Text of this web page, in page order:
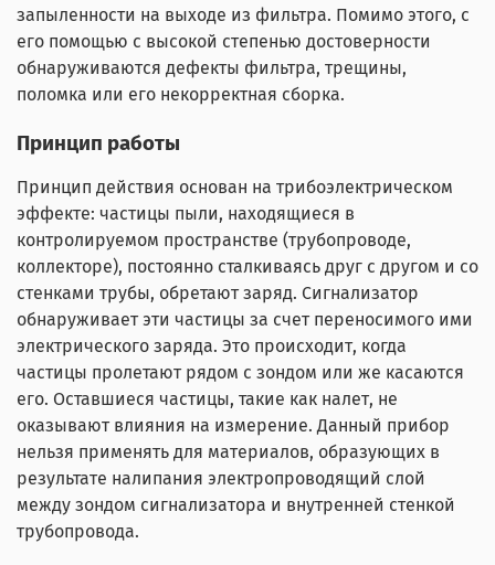
запыленности на выходе из фильтра. Помимо этого, с
его помощью с высокой степенью достоверности
обнаруживаются дефекты фильтра, трещины,
поломка или его некорректная сборка.
Принцип работы
Принцип действия основан на трибоэлектрическом
эффекте: частицы пыли, находящиеся в
контролируемом пространстве (трубопроводе,
коллекторе), постоянно сталкиваясь друг с другом и со
стенками трубы, обретают заряд. Сигнализатор
обнаруживает эти частицы за счет переносимого ими
электрического заряда. Это происходит, когда
частицы пролетают рядом с зондом или же касаются
его. Оставшиеся частицы, такие как налет, не
оказывают влияния на измерение. Данный прибор
нельзя применять для материалов, образующих в
результате налипания электропроводящий слой
между зондом сигнализатора и внутренней стенкой
трубопровода.